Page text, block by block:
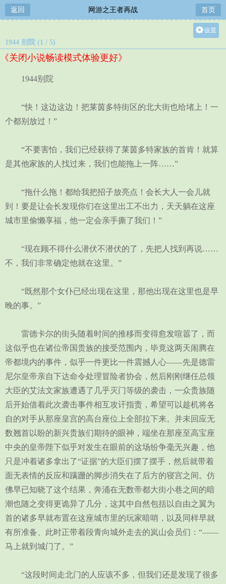
返回 网游之王者再战 首页
设置
1944 别院 (1 / 5)
《关闭小说畅读模式体验更好》
1944别院
“快！这边这边！把莱茵多特街区的北大街也给堵上！一
个都别放过！”
“不要害怕，我们已经获得了莱茵多特家族的首肯！就算
是其他家族的人找过来，我们也能拖上一阵……”
“拖什么拖！都给我把招子放亮点！会长大人一会儿就
到！要是让会长发现你们在这里出工不出力，天天躺在这座
城市里偷懒享福，他一定会亲手撕了我们！”
“现在顾不得什么潜伏不潜伏的了，先把人找到再说……
不，我们非常确定他就在这里。”
“既然那个女仆已经出现在这里，那他出现在这里也是早
晚的事。”
雷德卡尔的街头随着时间的推移而变得愈发喧嚣了，而
这似乎也在诸位帝国贵族的接受范围内，毕竟这两天闹腾在
帝都境内的事件，似乎一件更比一件震撼人心——先是德雷
尼尔皇帝亲自下达命令处理冒险者协会，然后刚刚继任总领
大臣的艾法文家族遭遇了几乎灭门等级的袭击，一众贵族随
后开始借着此次袭击事件相互攻讦指责，希望可以趁机将各
自的对手从那座皇宫的高台座位上全部拉下来。并未回应无
数翘首以盼的新兴贵族们期待的眼神，端坐在那座至高宝座
中央的皇帝陛下似乎对发生在眼前的这场纷争毫无兴趣，他
只是冲着诸多拿出了“证据”的大臣们摆了摆手，然后就带着
面无表情的反应和蹒跚的脚步消失在了后方的寝宫之间。仿
佛早已知晓了这个结果，奔涌在无数帝都大街小巷之间的暗
潮也随之变得更诡异了几分，这其中自然包括以自由之翼为
首的诸多早就布置在这座城市里的玩家暗哨，以及同样早就
有所准备、此时正带着段青向城外走去的岚山会员们：“——
马上就到城门了。”
“这段时间走北门的人应该不多，但我们还是发现了很多